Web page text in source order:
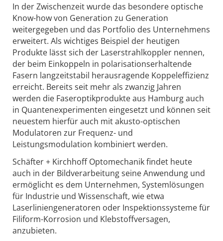
In der Zwischenzeit wurde das besondere optische
Know-how von Generation zu Generation
weitergegeben und das Portfolio des Unternehmens
erweitert. Als wichtiges Beispiel der heutigen
Produkte lässt sich der Laserstrahlkoppler nennen,
der beim Einkoppeln in polarisationserhaltende
Fasern langzeitstabil herausragende Koppeleffizienz
erreicht. Bereits seit mehr als zwanzig Jahren
werden die Faseroptikprodukte aus Hamburg auch
in Quantenexperimenten eingesetzt und können seit
neuestem hierfür auch mit akusto-optischen
Modulatoren zur Frequenz- und
Leistungsmodulation kombiniert werden.
Schäfter + Kirchhoff Optomechanik findet heute
auch in der Bildverarbeitung seine Anwendung und
ermöglicht es dem Unternehmen, Systemlösungen
für Industrie und Wissenschaft, wie etwa
Laserliniengeneratoren oder Inspektionssysteme für
Filiform-Korrosion und Klebstoffversagen,
anzubieten.